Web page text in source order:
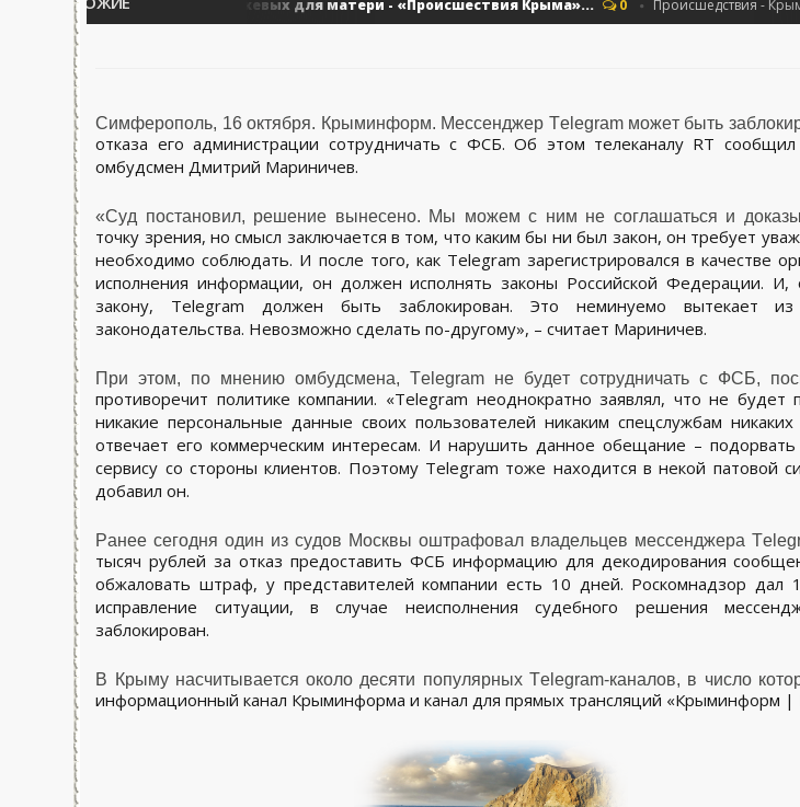
- Крыма. 130 ножевых для матери - «Происшествия Крыма»... 0 Происшедствия - Крыма.
Симферополь, 16 октября. Крыминформ. Мессенджер Telegram может быть
отказа его администрации сотрудничать с ФСБ. Об этом телеканалу RT сообщил
омбудсмен Дмитрий Мариничев.
«Суд постановил, решение вынесено. Мы можем с ним не соглашаться и
точку зрения, но смысл заключается в том, что каким бы ни был закон, он требует
необходимо соблюдать. И после того, как Telegram зарегистрировался в качестве
исполнения информации, он должен исполнять законы Российской Федерации. И,
закону, Telegram должен быть заблокирован. Это неминуемо вытекает из
законодательства. Невозможно сделать по-другому», – считает Мариничев.
При этом, по мнению омбудсмена, Telegram не будет сотрудничать с ФСБ,
противоречит политике компании. «Telegram неоднократно заявлял, что не будет
никакие персональные данные своих пользователей никаким спецслужбам никаких
отвечает его коммерческим интересам. И нарушить данное обещание –
сервису со стороны клиентов. Поэтому Telegram тоже находится в некой патовой
добавил он.
Ранее сегодня один из судов Москвы оштрафовал владельцев мессенджера
тысяч рублей за отказ предоставить ФСБ информацию для декодирования
обжаловать штраф, у представителей компании есть 10 дней. Роскомнадзор дал
исправление ситуации, в случае неисполнения судебного решения
заблокирован.
В Крыму насчитывается около десяти популярных Telegram-каналов, в число
информационный канал Крыминформа и канал для прямых трансляций «Крыминформ |